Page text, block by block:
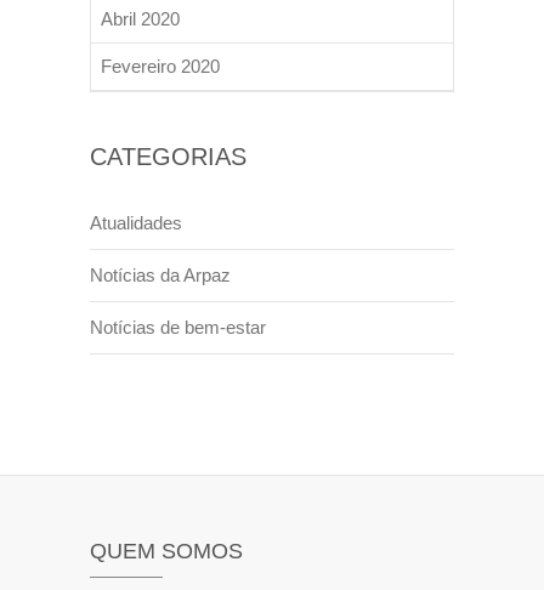
Abril 2020
Fevereiro 2020
CATEGORIAS
Atualidades
Notícias da Arpaz
Notícias de bem-estar
QUEM SOMOS